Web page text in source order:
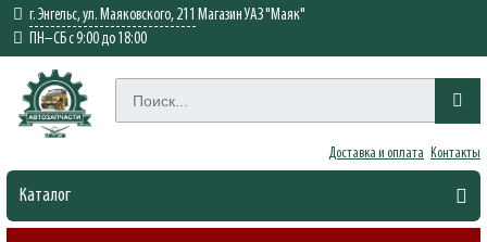
г. Энгельс, ул. Маяковского, 211 Магазин УАЗ "Маяк"
ПН–СБ с 9:00 до 18:00
Доставка и оплата Контакты
Каталог